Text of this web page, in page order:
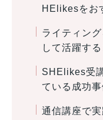
HElikesをお
ライティン
して活躍す
SHElikes受
ている成功
通信講座で